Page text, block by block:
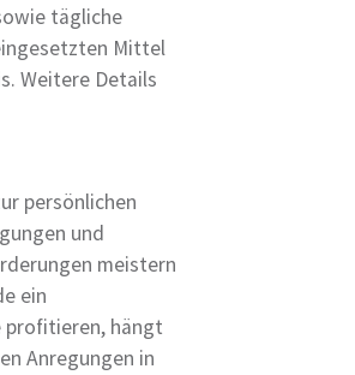
tägliche
Mittel
Weitere Details
persönlichen
und
meistern
ein
profitieren, hängt
Anregungen in